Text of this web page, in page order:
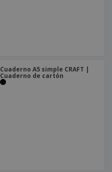
Cuaderno A5 simple CRAFT |
Cuaderno de cartón